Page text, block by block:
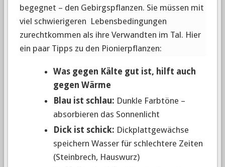
begegnet – den Gebirgspflanzen. Sie müssen mit
viel schwierigeren Lebensbedingungen
zurechtkommen als ihre Verwandten im Tal. Hier
ein paar Tipps zu den Pionierpflanzen:
Was gegen Kälte gut ist, hilft auch
gegen Wärme
Blau ist schlau: Dunkle Farbtöne –
absorbieren das Sonnenlicht
Dick ist schick: Dickplattgewächse
speichern Wasser für schlechtere Zeiten
(Steinbrech, Hauswurz)